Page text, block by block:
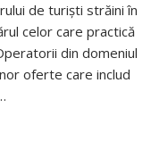
de turiști străini în
celor care practică
din domeniul
oferte care includ